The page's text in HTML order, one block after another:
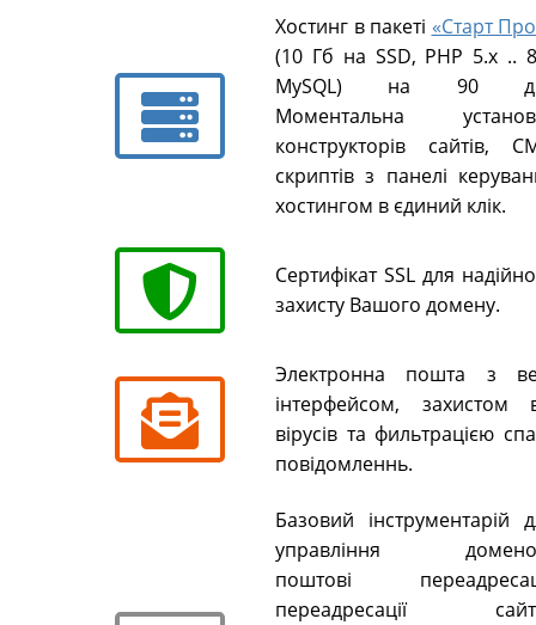
Хостинг в пакеті «Старт
(10 Гб на SSD, PHP 5.х ..
MySQL) на 90
Моментальна
конструкторів сайтів,
скриптів з панелі
хостингом в єдиний клік.
Сертифікат SSL для
захисту Вашого домену.
Электронна пошта з
інтерфейсом, захистом
вірусів та фильтрацією
повідомленнь.
Базовий інструментарій
управління
поштові
переадресації